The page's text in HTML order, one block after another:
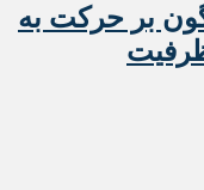
بر حرکت به
ظرفیت